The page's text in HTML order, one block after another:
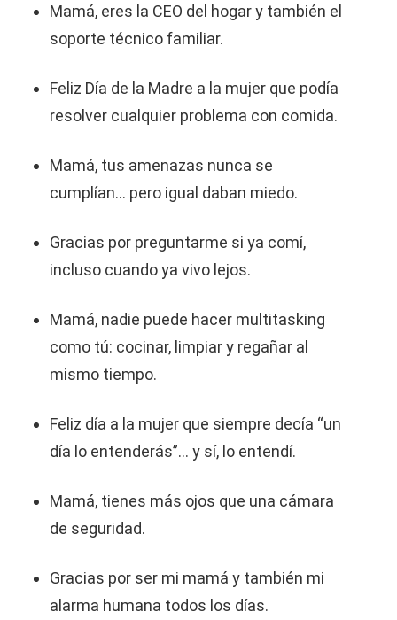
Mamá, eres la CEO del hogar y también el
soporte técnico familiar.
Feliz Día de la Madre a la mujer que podía
resolver cualquier problema con comida.
Mamá, tus amenazas nunca se
cumplían… pero igual daban miedo.
Gracias por preguntarme si ya comí,
incluso cuando ya vivo lejos.
Mamá, nadie puede hacer multitasking
como tú: cocinar, limpiar y regañar al
mismo tiempo.
Feliz día a la mujer que siempre decía “un
día lo entenderás”… y sí, lo entendí.
Mamá, tienes más ojos que una cámara
de seguridad.
Gracias por ser mi mamá y también mi
alarma humana todos los días.